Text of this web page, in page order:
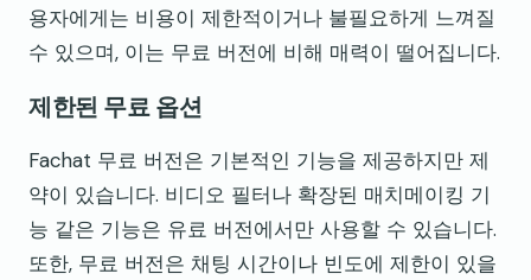
용자에게는 비용이 제한적이거나 불필요하게 느껴질
수 있으며, 이는 무료 버전에 비해 매력이 떨어집니다.
제한된 무료 옵션
Fachat 무료 버전은 기본적인 기능을 제공하지만 제
약이 있습니다. 비디오 필터나 확장된 매치메이킹 기
능 같은 기능은 유료 버전에서만 사용할 수 있습니다.
또한, 무료 버전은 채팅 시간이나 빈도에 제한이 있을